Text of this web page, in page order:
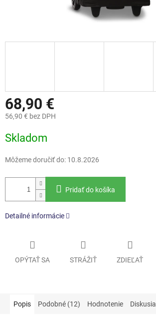
68,90 €
56,90 € bez DPH
cena:
Skladom
Môžeme doručiť do: 10.8.2026
Pridať do košíka
Detailné informácie
OPÝTAŤ SA STRÁŽIŤ ZDIEĽAŤ
Popis Podobné (12) Hodnotenie Diskusia